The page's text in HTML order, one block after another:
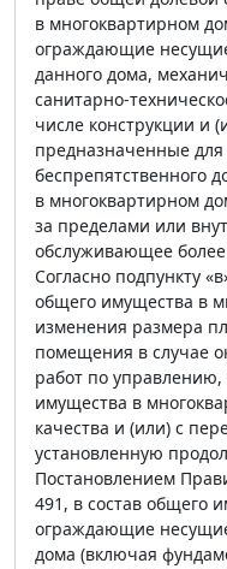
в многоквартирном
ограждающие
данного дома,
санитарно-
числе конструкции и
предназначенные
беспрепятственного
в многоквартирном
за пределами или
обслуживающее
Согласно подпункту
общего имущества в
изменения размера
помещения в случае
работ по
имущества в
качества и (или) с
установленную
Постановлением
491, в состав общего
ограждающие
дома (включая